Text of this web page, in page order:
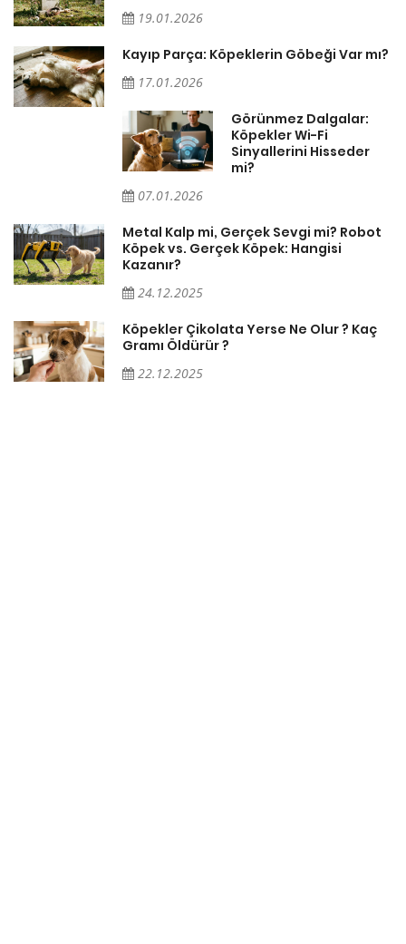
19.01.2026
Kayıp Parça: Köpeklerin Göbeği Var mı?
17.01.2026
Görünmez Dalgalar:
Köpekler Wi-Fi
Sinyallerini Hisseder
mi?
07.01.2026
Metal Kalp mi, Gerçek Sevgi mi? Robot
Köpek vs. Gerçek Köpek: Hangisi
Kazanır?
24.12.2025
Köpekler Çikolata Yerse Ne Olur ? Kaç
Gramı Öldürür ?
22.12.2025